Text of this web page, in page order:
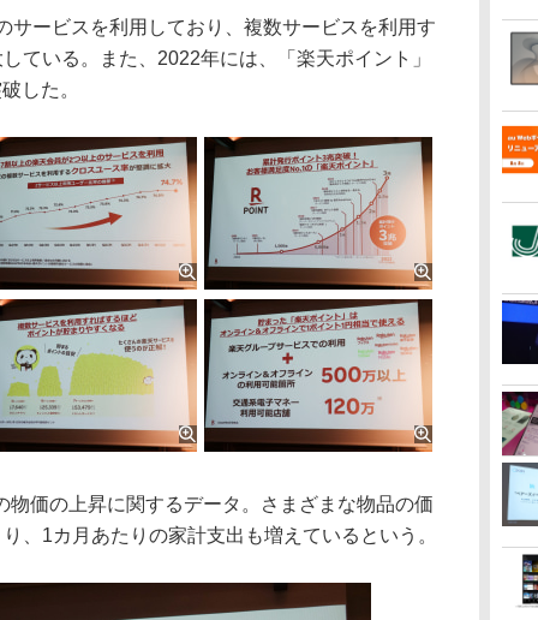
ービスを利用しており、複数サービスを利用す
ている。また、2022年には、「楽天ポイント」
した。
価の上昇に関するデータ。さまざまな物品の価
、1カ月あたりの家計支出も増えているという。